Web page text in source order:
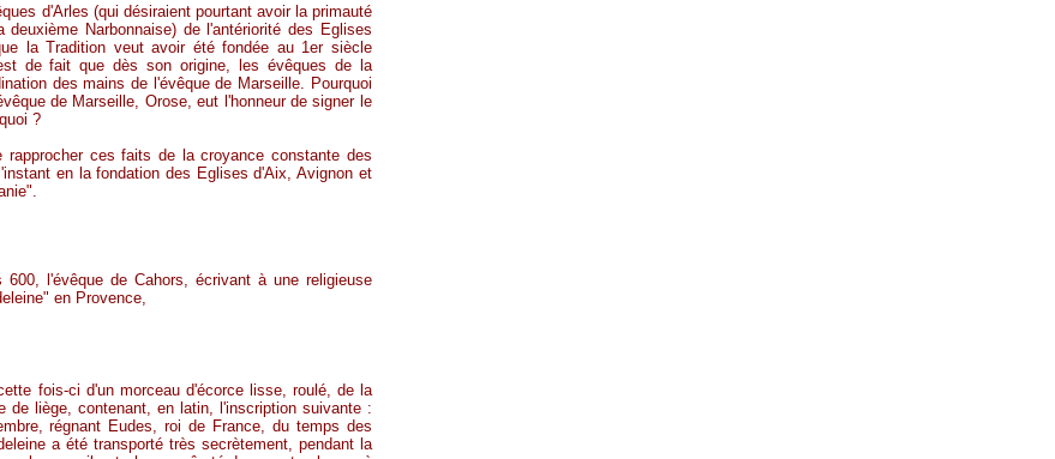
d'Arles (qui désiraient pourtant avoir la primauté
Narbonnaise) de l'antériorité des Eglises
la Tradition veut avoir été fondée au 1er siècle
de fait que dès son origine, les évêques de la
des mains de l'évêque de Marseille. Pourquoi
de Marseille, Orose, eut l'honneur de signer le
?
rapprocher ces faits de la croyance constante des
en la fondation des Eglises d'Aix, Avignon et
l'évêque de Cahors, écrivant à une religieuse
en Provence,
fois-ci d'un morceau d'écorce lisse, roulé, de la
de liège, contenant, en latin, l'inscription suivante :
régnant Eudes, roi de France, du temps des
a été transporté très secrètement, pendant la